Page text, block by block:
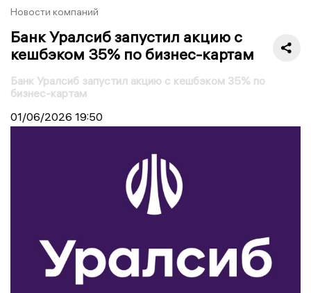
Новости компаний
Банк Уралсиб запустил акцию с
кешбэком 35% по бизнес-картам
Банк Уралсиб запустил акцию с кешбэком 35% по
бизнес-картам
01/06/2026 19:50